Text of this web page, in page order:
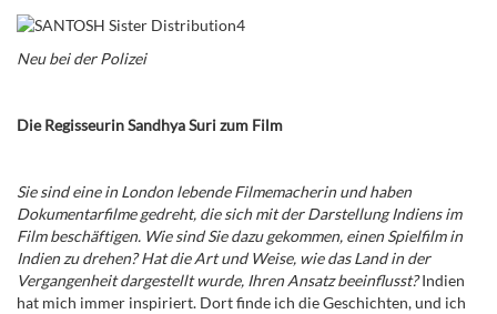
Neu bei der Polizei
Die Regisseurin Sandhya Suri zum Film
Sie sind eine in London lebende Filmemacherin und haben
Dokumentarfilme gedreht, die sich mit der Darstellung Indiens im
Film beschäftigen. Wie sind Sie dazu gekommen, einen Spielfilm in
Indien zu drehen? Hat die Art und Weise, wie das Land in der
Vergangenheit dargestellt wurde, Ihren Ansatz beeinflusst?Indien
hat mich immer inspiriert. Dort finde ich die Geschichten, und ich